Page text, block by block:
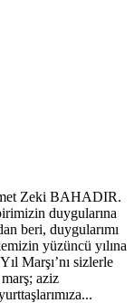
Zeki BAHADIR.
duygularına
beri, duygularımı
yüzüncü yılına
Marşı’nı sizlerle
aziz